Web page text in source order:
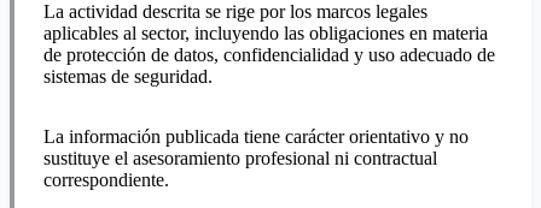
La actividad descrita se rige por los marcos legales
aplicables al sector, incluyendo las obligaciones en materia
de protección de datos, confidencialidad y uso adecuado de
sistemas de seguridad.
La información publicada tiene carácter orientativo y no
sustituye el asesoramiento profesional ni contractual
correspondiente.